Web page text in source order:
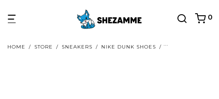
0
HOME / STORE / SNEAKERS / NIKE DUNK SHOES / NIKE DUNK LOW